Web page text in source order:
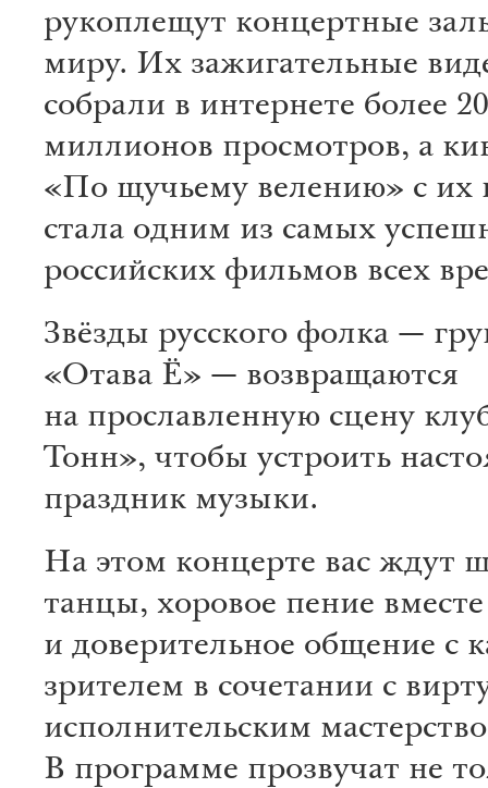
рукоплещут концертные
миру. Их зажигательные
собрали в интернете более
миллионов просмотров, а
«По щучьему велению» с их
стала одним из самых
российских фильмов всех
Звёзды русского фолка —
«Отава Ё» — возвращаются
на прославленную сцену
Тонн», чтобы устроить
праздник музыки.
На этом концерте вас ждут
танцы, хоровое пение
и доверительное общение с
зрителем в сочетании с
исполнительским
В программе прозвучат не